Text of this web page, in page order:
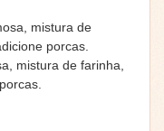
mistura de farinha,